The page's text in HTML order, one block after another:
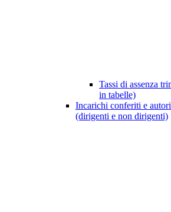
Tassi di assenza
in tabelle)
Incarichi conferiti e
(dirigenti e non dirigenti)